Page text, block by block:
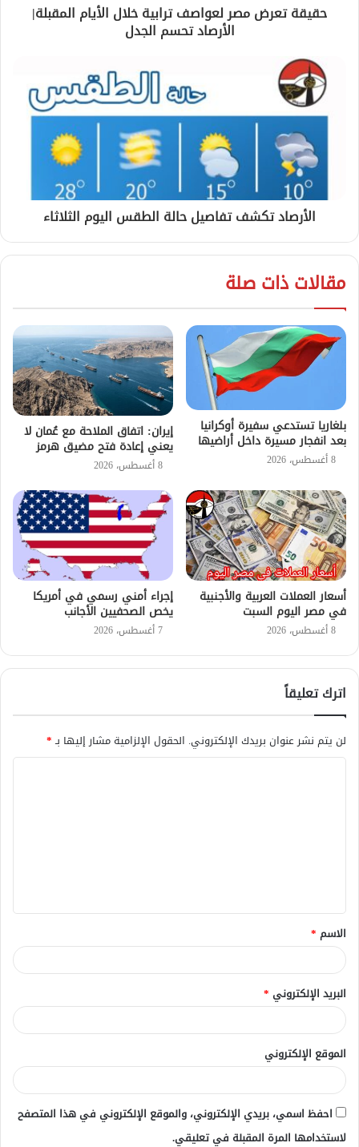
حقيقة تعرض مصر لعواصف ترابية خلال الأيام المقبلة|
الأرصاد تحسم الجدل
الأرصاد تكشف تفاصيل حالة الطقس اليوم الثلاثاء
مقالات ذات صلة
بلغاريا تستدعي سفيرة أوكرانيا
بعد انفجار مسيرة داخل أراضيها
8 أغسطس، 2026
إيران: اتفاق الملاحة مع عُمان لا
يعني إعادة فتح مضيق هرمز
8 أغسطس، 2026
أسعار العملات العربية والأجنبية
في مصر اليوم السبت
8 أغسطس، 2026
إجراء أمني رسمي في أمريكا
يخص الصحفيين الأجانب
7 أغسطس، 2026
اترك تعليقاً
لن يتم نشر عنوان بريدك الإلكتروني. الحقول الإلزامية مشار إليها بـ*
ق
*
الاسم *
البريد الإلكتروني *
الموقع الإلكتروني
احفظ اسمي، بريدي الإلكتروني، والموقع الإلكتروني في هذا المتصفح
لاستخدامها المرة المقبلة في تعليقي.